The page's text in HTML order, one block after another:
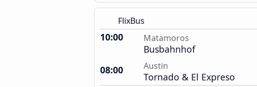
FlixBus
10:00 Matamoros
Busbahnhof
08:00
Austin
Tornado & El Expreso